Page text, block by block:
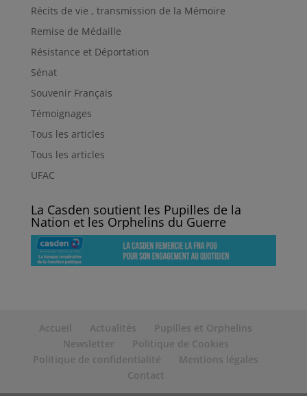
Récits de vie , transmission de la Mémoire
Remise de Médaille
Résistance et Déportation
Sénat
Souvenir Français
Témoignages
Tous les articles
Tous les articles
UFAC
La Casden soutient les Pupilles de la
Nation et les Orphelins du Guerre
Accueil Actualités
Pupilles et Orphelins
Newsletter
Politique de Cookies
Politique de confidentialité
Mentions légales
Contact